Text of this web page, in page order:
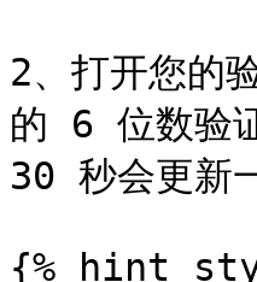
2、打开您的
的 6 位数验
30 秒会更新
{% hint